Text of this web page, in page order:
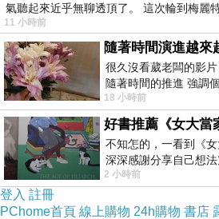
【 AIR
SPACE
2014 S/S 】
氣聽起來近乎無聊透頂了。 這次輪到梅麗
11 小時前
隨著時間演進越來
很久沒看葳老闆的影
隨著時間的推進 強調
接近的不要說對象 連朋
18 小時前
不知怎的，一看到《
深深感謝分享自己想
不同樣貌的家庭！ 《
2 小時前
登入 註冊
PChome首頁 線上購物 24h購物 書店